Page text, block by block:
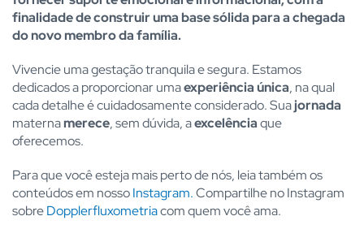
finalidade de construir uma base sólida para a chegada
do novo membro da família.
Vivencie uma gestação tranquila e segura. Estamos
dedicados a proporcionar umaexperiência única, na qual
cada detalhe é cuidadosamente considerado. Suajornada
maternamerece, sem dúvida, aexcelênciaque
oferecemos.
Para que você esteja mais perto de nós, leia também os
conteúdos em nossoInstagram.Compartilhe no Instagram
sobreDopplerfluxometriacom quem você ama.